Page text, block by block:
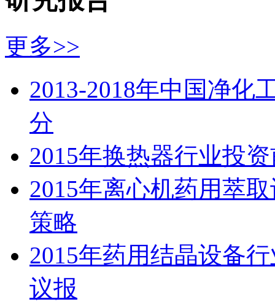
更多>>
2013-2018年中国净化
分
2015年换热器行业投
2015年离心机药用萃
策略
2015年药用结晶设备
议报